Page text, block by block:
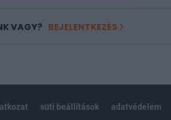
VAGY? BEJELENTKEZÉS
süti beállítások adatvédelem